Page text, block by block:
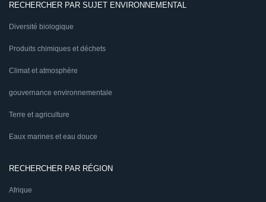
RECHERCHER PAR SUJET ENVIRONNEMENTAL
Diversité biologique
Produits chimiques et déchets
Climat et atmosphère
gouvernance environnementale
Terre et agriculture
Eaux marines et eau douce
RECHERCHER PAR RÉGION
Afrique